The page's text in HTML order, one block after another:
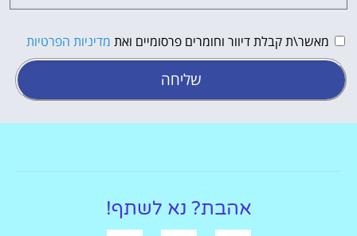
מאשר\ת קבלת דיוור וחומרים פרסומיים ואת מדיניות הפרטיות
שליחה
אהבת? נא לשתף!